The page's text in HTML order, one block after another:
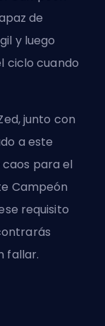
de
y luego
ciclo cuando
junto con
a este
para el
Campeón
requisito
fallar.